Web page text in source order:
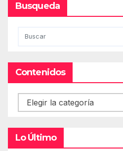
Busqueda
Contenidos
Contenidos
Lo Último